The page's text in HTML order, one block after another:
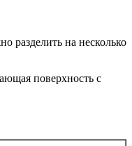
разделить на несколько
поверхность с